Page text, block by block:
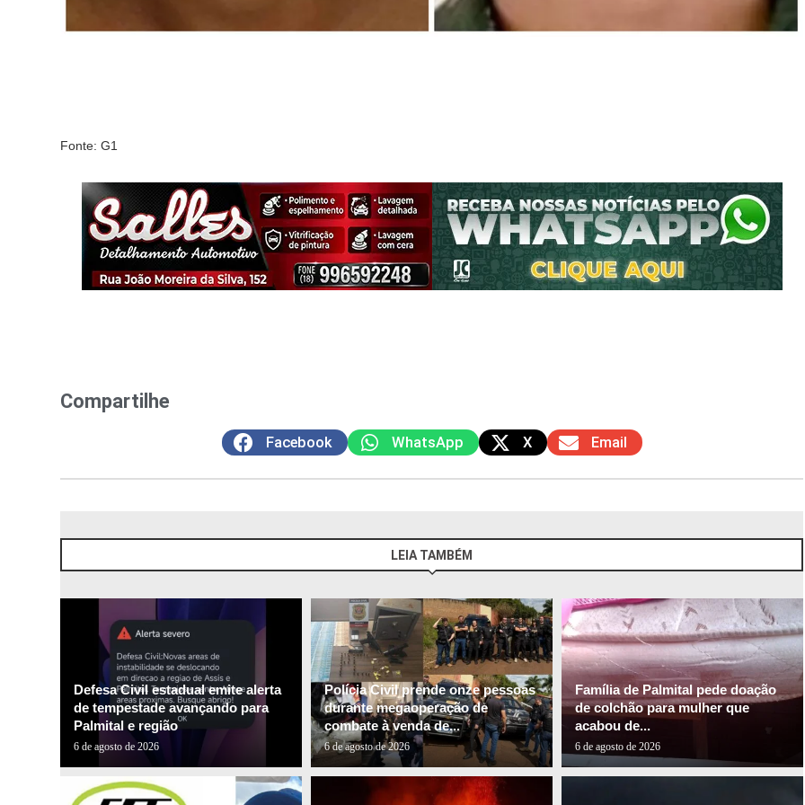
Fonte: G1
Compartilhe
Facebook WhatsApp X Email
LEIA TAMBÉM
Defesa Civil estadual emite alerta
de tempestade avançando para
Palmital e região
6 de agosto de 2026
Polícia Civil prende onze pessoas
durante megaoperação de
combate à venda de...
6 de agosto de 2026
Família de Palmital pede doação
de colchão para mulher que
acabou de...
6 de agosto de 2026